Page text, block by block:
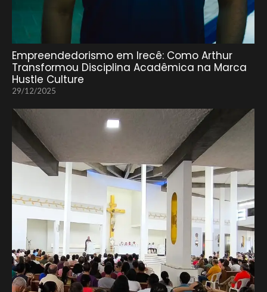
Empreendedorismo em Irecê: Como Arthur
Transformou Disciplina Acadêmica na Marca
Hustle Culture
29/12/2025